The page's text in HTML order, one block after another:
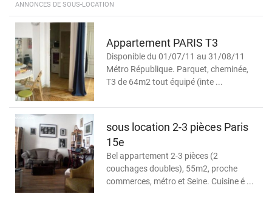
ANNONCES DE SOUS-LOCATION
Appartement PARIS T3
Disponible du 01/07/11 au 31/08/11
Métro République. Parquet, cheminée,
T3 de 64m2 tout équipé (inte ...
sous location 2-3 pièces Paris
15e
Bel appartement 2-3 pièces (2
couchages doubles), 55m2, proche
commerces, métro et Seine. Cuisine é ...